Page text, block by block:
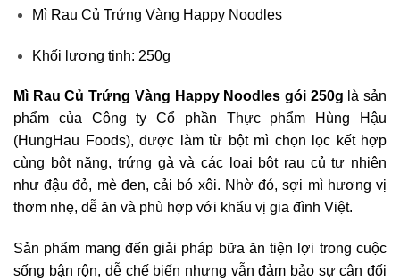
Mì Rau Củ Trứng Vàng Happy Noodles
Khối lượng tịnh: 250g
Mì Rau Củ Trứng Vàng Happy Noodles gói 250g là sản
phẩm của Công ty Cổ phần Thực phẩm Hùng Hậu
(HungHau Foods), được làm từ bột mì chọn lọc kết hợp
cùng bột năng, trứng gà và các loại bột rau củ tự nhiên
như đậu đỏ, mè đen, cải bó xôi. Nhờ đó, sợi mì hương vị
thơm nhẹ, dễ ăn và phù hợp với khẩu vị gia đình Việt.
Sản phẩm mang đến giải pháp bữa ăn tiện lợi trong cuộc
sống bận rộn, dễ chế biến nhưng vẫn đảm bảo sự cân đối